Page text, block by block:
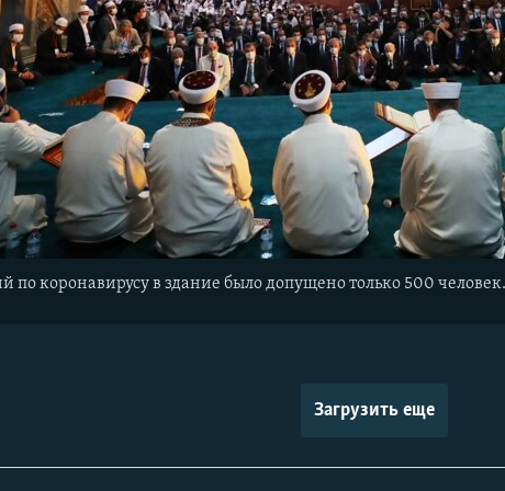
по коронавирусу в здание было допущено только 500
Загрузить еще